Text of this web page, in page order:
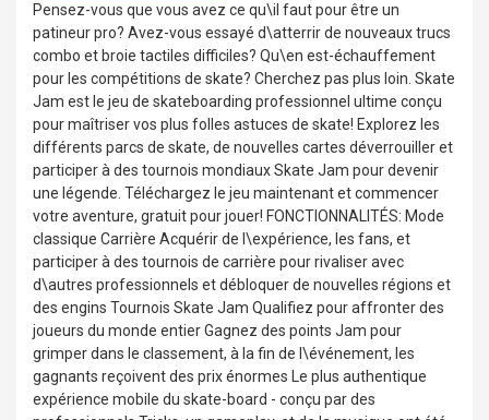
Pensez-vous que vous avez ce qu\il faut pour être un
patineur pro? Avez-vous essayé d\atterrir de nouveaux trucs
combo et broie tactiles difficiles? Qu\en est-échauffement
pour les compétitions de skate? Cherchez pas plus loin. Skate
Jam est le jeu de skateboarding professionnel ultime conçu
pour maîtriser vos plus folles astuces de skate! Explorez les
différents parcs de skate, de nouvelles cartes déverrouiller et
participer à des tournois mondiaux Skate Jam pour devenir
une légende. Téléchargez le jeu maintenant et commencer
votre aventure, gratuit pour jouer! FONCTIONNALITÉS: Mode
classique Carrière Acquérir de l\expérience, les fans, et
participer à des tournois de carrière pour rivaliser avec
d\autres professionnels et débloquer de nouvelles régions et
des engins Tournois Skate Jam Qualifiez pour affronter des
joueurs du monde entier Gagnez des points Jam pour
grimper dans le classement, à la fin de l\événement, les
gagnants reçoivent des prix énormes Le plus authentique
expérience mobile du skate-board - conçu par des